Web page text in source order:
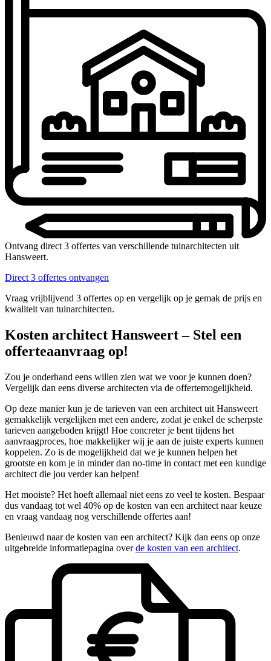
Ontvang direct 3 offertes van verschillende tuinarchitecten uit
Hansweert.
Direct 3 offertes ontvangen
Vraag vrijblijvend 3 offertes op en vergelijk op je gemak de prijs en
kwaliteit van tuinarchitecten.
Kosten architect Hansweert – Stel een
offerteaanvraag op!
Zou je onderhand eens willen zien wat we voor je kunnen doen?
Vergelijk dan eens diverse architecten via de offertemogelijkheid.
Op deze manier kun je de tarieven van een architect uit Hansweert
gemakkelijk vergelijken met een andere, zodat je enkel de scherpste
tarieven aangeboden krijgt! Hoe concreter je bent tijdens het
aanvraagproces, hoe makkelijker wij je aan de juiste experts kunnen
koppelen. Zo is de mogelijkheid dat we je kunnen helpen het
grootste en kom je in minder dan no-time in contact met een kundige
architect die jou verder kan helpen!
Het mooiste? Het hoeft allemaal niet eens zo veel te kosten. Bespaar
dus vandaag tot wel 40% op de kosten van een architect naar keuze
en vraag vandaag nog verschillende offertes aan!
Benieuwd naar de kosten van een architect? Kijk dan eens op onze
uitgebreide informatiepagina overde kosten van een architect.